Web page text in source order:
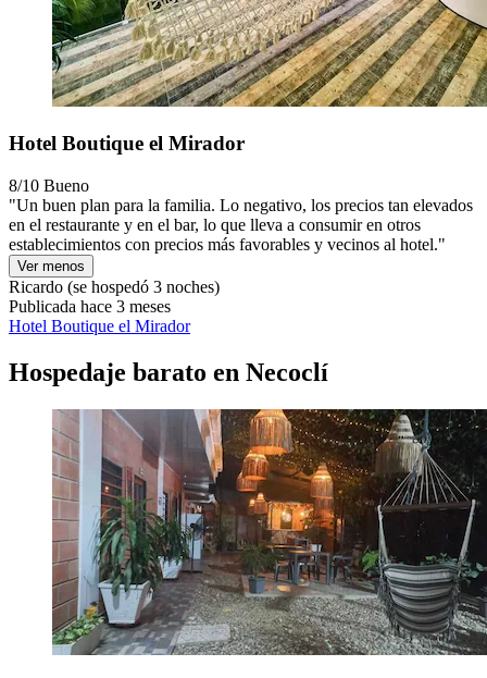
Hotel Boutique el Mirador
8/10 Bueno
"Un buen plan para la familia. Lo negativo, los precios tan elevados
en el restaurante y en el bar, lo que lleva a consumir en otros
establecimientos con precios más favorables y vecinos al hotel."
Ver menos
Ricardo (se hospedó 3 noches)
Publicada hace 3 meses
Hotel Boutique el Mirador
Hospedaje barato en Necoclí